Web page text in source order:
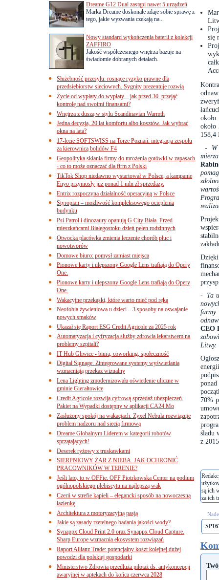
się
158,4
- W
- Ta
CEO
Litwy.
70%
śladu
z
są ich
za ich
Dreame G12 Dual zastąpi nawet 5 urządzeń
Marka Dreame doskonale zdaje sobie sprawę z
tego, jakie wyzwania czekają na...
Nowy standard wykończenia baterii z kolekcji
ZAFFIRO
Jakość współczesnego wnętrza bazuje na
świadomie dobranych detalach.
Służebność przesyłu: rosnące ryzyko prawne dla
przedsiębiorstw sieciowych. Sygnity prezentuje rozwią
Życie od wypłaty do wypłaty – jak przed 30. przejąć
kontrolę nad swoimi finansami?
Wnętrza z duszą w stylu Scandinavian Warmth
Jedna decyzja, 20 lat komfortu albo kosztów. Jak wybrać
okna na lata?
17-lecie SOFTSWISS na Torze Poznań: integracja zespołu
za kierownicą bolidów F4
Geopolityka skłania firmy do mrożenia gotówki w zapasach
- co to może oznaczać dla firm z Polski
TikTok Shop niedawno wystartował w Polsce, a kampanie
Enyo przyniosły już ponad 1 mln zł sprzedaży.
Entrix rozpoczyna działalność operacyjną w Polsce
Styropian – możliwość kompleksowego ocieplenia
budynku
Psi Patrol i dinozaury opanują G City Biała. Przed
mieszkańcami Białegostoku dzień pełen rodzinnych
Otwocka placówka zmienia leczenie chorób płuc i
nowotworów
Domowe biuro: pomysł zamiast miejsca
Pionowe karty i ulepszony Google Lens trafiają do Opery
One.
Pionowe karty i ulepszony Google Lens trafiają do Opery
One.
Wakacyjne przekąski, które warto mieć pod ręką
Neofobia żywieniowa u dzieci – 3 sposoby na oswajanie
nowych smaków
Ukazał się Raport ESG Credit Agricole za 2025 rok
Automatyzacja i cyfryzacja służby zdrowia lekarstwem na
problemy szpitali?
IT Hub Gliwice - biura, coworking, społeczność
Digital Signage. Zintegrowane systemy wyświetlania
wzmacniają przekaz wizualny
Lena Lighting zmodernizowała oświetlenie uliczne w
gminie Gierałtowice
Credit Agricole rozwija cyfrową sprzedaż ubezpieczeń.
Pakiet na Wypadki dostępny w aplikacji CA24 Mo
Zasłużony spokój na wakacjach. Zyxel Nebula rozwiązuje
problem nadzoru nad siecią firmową
Dreame Globalnym Liderem w kategorii robotów
sprzątających!
Deserek ryżowy z truskawkami
SIERPNIOWY ŻAR Z NIEBA. JAK OCHRONIĆ
PRACOWNIKÓW W TERENIE?
Jeśli lato, to w OFFie. OFF Piotrkowska Center na podium
ogólnopolskiego plebiscytu na najlepszą wak
Czerń w strefie kąpieli – elegancki sposób na nowoczesną
łazienkę
Architektura z motoryzacyjną pasją
Jakie są zasady rzetelnego badania jakości wody?
Synappx Cloud Print 2.0 oraz Synappx Cloud Capture.
Sharp Europe wzmacnia ekosystem rozwiązań
Raport Allianz Trade: potencjalny koszt kolejnej dużej
powodzi dla polskiej gospodarki
Ministerstwo Zdrowia przedłuża pilotaż ds. antykoncepcji
awaryjnej w aptekach do końca czerwca 2028